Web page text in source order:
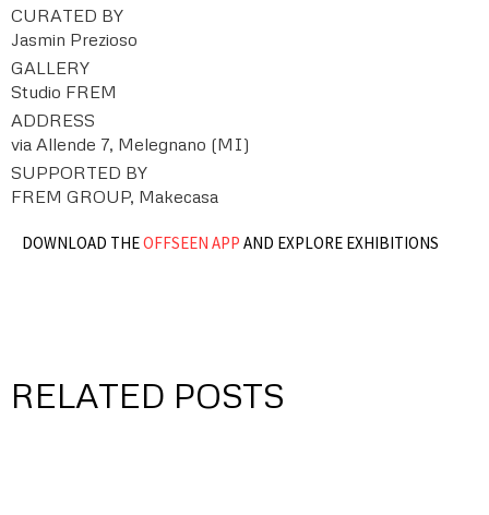
CURATED BY
Jasmin Prezioso
GALLERY
Studio FREM
ADDRESS
via Allende 7, Melegnano (MI)
SUPPORTED BY
FREM GROUP, Makecasa
DOWNLOAD THEOFFSEEN APP AND EXPLORE EXHIBITIONS
RELATED POSTS